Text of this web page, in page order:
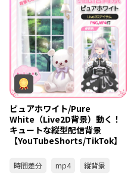
ピュアホワイト/Pure
White（Live2D背景）動く！
キュートな縦型配信背景
【YouTubeShorts/TikTok】
時間差分 mp4
縦背景